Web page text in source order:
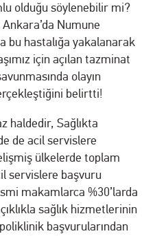
olduğu söylenebilir mi?
Numune
bu hastalığa yakalanarak
için açılan tazminat
olayın
belirtti!
haldedir, Sağlıkta
de acil servislere
ülkelerde toplam
servislere başvuru
makamlarca %30’larda
sağlık hizmetlerinin
başvurularından